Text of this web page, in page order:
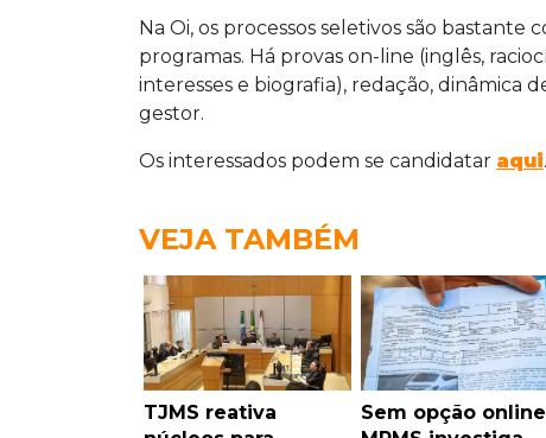
Na Oi, os processos seletivos são
programas. Há provas on-line (inglês,
interesses e biografia), redação, dinâmica
gestor.
Os interessados podem se candidatar aqui.
VEJA TAMBÉM
TJMS reativa
Sem opção